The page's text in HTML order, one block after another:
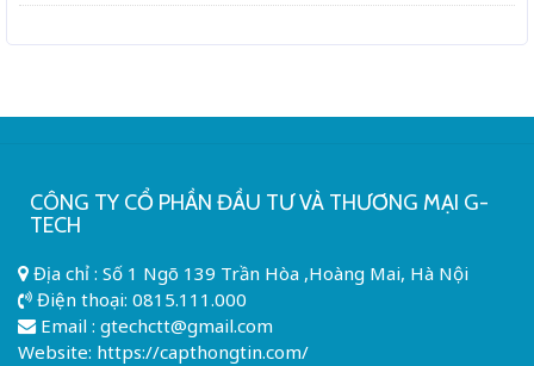
CÔNG TY CỔ PHẦN ĐẦU TƯ VÀ THƯƠNG MẠI G-
TECH
Địa chỉ : Số 1 Ngõ 139 Trần Hòa ,Hoàng Mai, Hà Nội
Điện thoại: 0815.111.000
Email : gtechctt@gmail.com
Website: https://capthongtin.com/